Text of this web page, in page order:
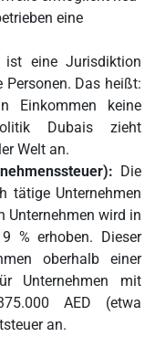
eine
ist eine Jurisdiktion
Das heißt:
keine
Dubais zieht
Welt an.
Die
tätige Unternehmen
Unternehmen wird in
% erhoben. Dieser
oberhalb einer
Unternehmen mit
AED (etwa
an.